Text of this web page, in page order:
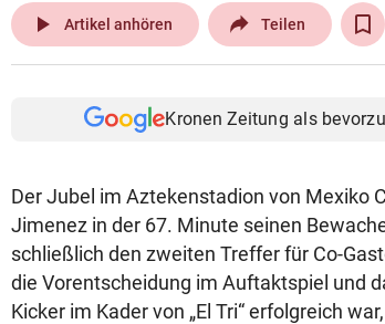
play_arrow Artikel anhören Teilen
Kronen Zeitung als
Der Jubel im Aztekenstadion von Mexiko
Jimenez in der 67. Minute seinen
schließlich den zweiten Treffer für Co-
die Vorentscheidung im Auftaktspiel und
Kicker im Kader von „El Tri“ erfolgreich